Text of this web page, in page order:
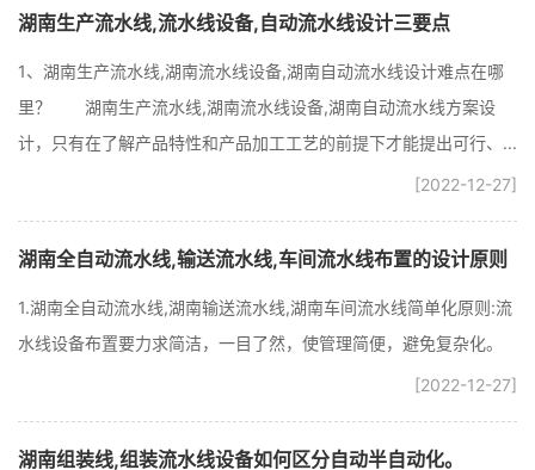
湖南生产流水线,流水线设备,自动流水线设计三要点
1、湖南生产流水线,湖南流水线设备,湖南自动流水线设计难点在哪
里？ 湖南生产流水线,湖南流水线设备,湖南自动流水线方案设
计，只有在了解产品特性和产品加工工艺的前提下才能提出可行、...
[2022-12-27]
湖南全自动流水线,输送流水线,车间流水线布置的设计原则
1.湖南全自动流水线,湖南输送流水线,湖南车间流水线简单化原则:流
水线设备布置要力求简洁，一目了然，使管理简便，避免复杂化。
[2022-12-27]
湖南组装线,组装流水线设备如何区分自动半自动化。